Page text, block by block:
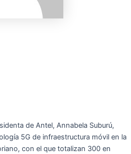
de Antel, Annabela Suburú,
5G de infraestructura móvil en la
con el que totalizan 300 en